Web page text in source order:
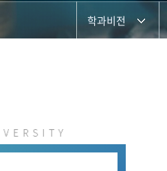
학과비전
학과비전